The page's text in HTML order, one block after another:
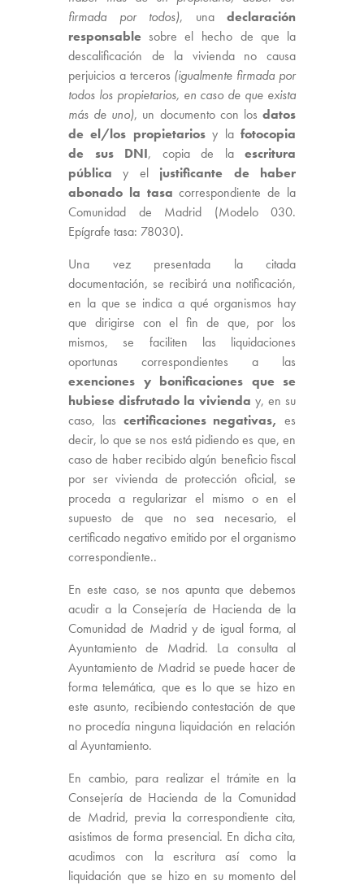
firmada por todos), una declaración
responsable sobre el hecho de que la
descalificación de la vivienda no causa
perjuicios a terceros (igualmente firmada por
todos los propietarios, en caso de que exista
más de uno), un documento con losdatos
de el/los propietariosy lafotocopia
de sus DNI, copia de la escritura
pública y el justificante de haber
abonado la tasacorrespondiente de la
Comunidad de Madrid (Modelo 030.
Epígrafe tasa: 78030).
Una vez presentada la citada
documentación, se recibirá una notificación,
en la que se indica a qué organismos hay
que dirigirse con el fin de que, por los
mismos, se faciliten las liquidaciones
oportunas correspondientes a las
exenciones y bonificaciones que se
hubiese disfrutado la vivienda y, en su
caso, las certificaciones negativas, es
decir, lo que se nos está pidiendo es que, en
caso de haber recibido algún beneficio fiscal
por ser vivienda de protección oficial, se
proceda a regularizar el mismo o en el
supuesto de que no sea necesario, el
certificado negativo emitido por el organismo
correspondiente..
En este caso, se nos apunta que debemos
acudir a la Consejería de Hacienda de la
Comunidad de Madrid y de igual forma, al
Ayuntamiento de Madrid. La consulta al
Ayuntamiento de Madrid se puede hacer de
forma telemática, que es lo que se hizo en
este asunto, recibiendo contestación de que
no procedía ninguna liquidación en relación
al Ayuntamiento.
En cambio, para realizar el trámite en la
Consejería de Hacienda de la Comunidad
de Madrid, previa la correspondiente cita,
asistimos de forma presencial. En dicha cita,
acudimos con la escritura así como la
liquidación que se hizo en su momento del